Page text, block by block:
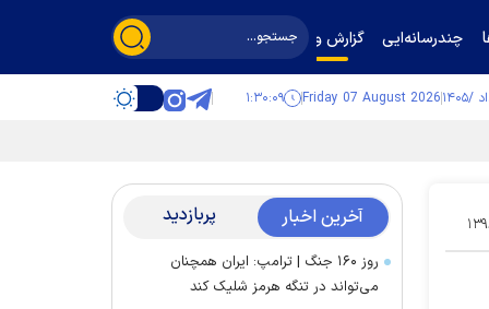
چندرسانه‌ایی گزارش و گفت‌وگو
Friday 07 August 2026 ۱:۳۰:۱۰
۲۷ آخرین اخبار پربازدید
روز ۱۶۰ جنگ | ترامپ: ایران همچنان
می‌تواند در تنگه هرمز شلیک کند